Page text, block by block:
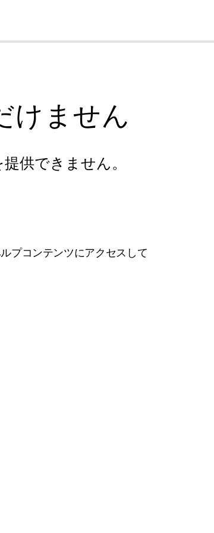
けません
供できません。
プコンテンツにアクセスして